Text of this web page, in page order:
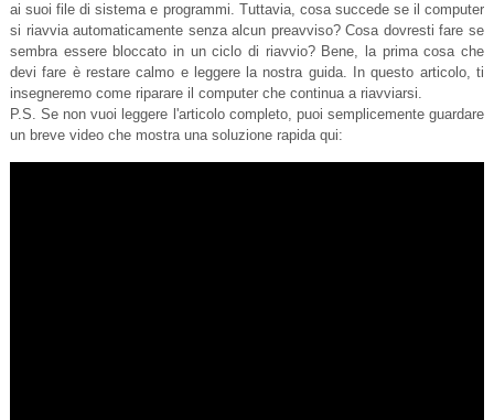
ai suoi file di sistema e programmi. Tuttavia, cosa succede se il computer
si riavvia automaticamente senza alcun preavviso? Cosa dovresti fare se
sembra essere bloccato in un ciclo di riavvio? Bene, la prima cosa che
devi fare è restare calmo e leggere la nostra guida. In questo articolo, ti
insegneremo come riparare il computer che continua a riavviarsi.
P.S. Se non vuoi leggere l'articolo completo, puoi semplicemente guardare
un breve video che mostra una soluzione rapida qui: